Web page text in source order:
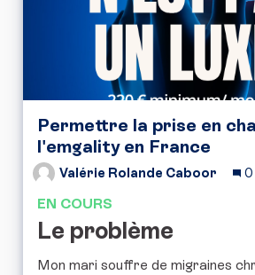
Permettre la prise en
l'emgality en France
Valérie Rolande Caboor 0
EN COURS
Le problème
Mon mari souffre de migraines